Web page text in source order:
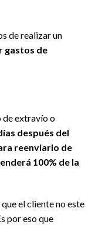
de realizar un
gastos de
de extravío o
después del
reenviarlo de
100% de la
el cliente no este
por eso que